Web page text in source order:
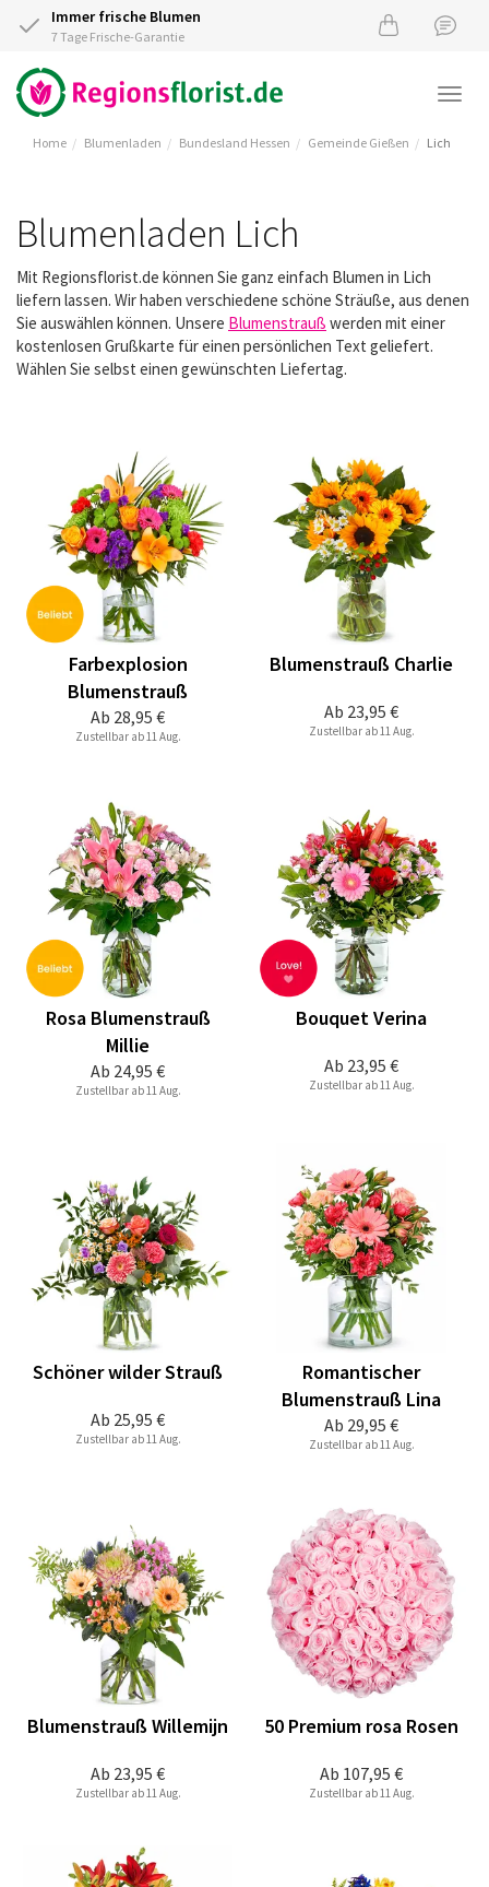
Immer frische Blumen
7 Tage Frische-Garantie
Home Blumenladen Bundesland Hessen Gemeinde Gießen Lich
Blumenladen Lich
Mit Regionsflorist.de können Sie ganz einfach Blumen in Lich
liefern lassen. Wir haben verschiedene schöne Sträuße, aus denen
Sie auswählen können. Unsere Blumenstrauß werden mit einer
kostenlosen Grußkarte für einen persönlichen Text geliefert.
Wählen Sie selbst einen gewünschten Liefertag.
Ab 28,95 €
Farbexplosion
Blumenstrauß
Zustellbar ab 11 Aug.
Ab 23,95 €
Blumenstrauß Charlie
Zustellbar ab 11 Aug.
Ab 24,95 €
Rosa Blumenstrauß
Millie
Zustellbar ab 11 Aug.
Ab 23,95 €
Bouquet Verina
Zustellbar ab 11 Aug.
Ab 25,95 €
Schöner wilder Strauß
Zustellbar ab 11 Aug.
Ab 29,95 €
Romantischer
Blumenstrauß Lina
Zustellbar ab 11 Aug.
Ab 23,95 €
Blumenstrauß Willemijn
Zustellbar ab 11 Aug.
Ab 107,95 €
50 Premium rosa Rosen
Zustellbar ab 11 Aug.